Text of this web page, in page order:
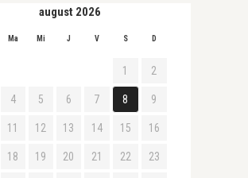
august 2026
Ma Mi J V S D
1 2
4 5 6 7 8 9
11 12 13 14 15 16
18 19 20 21 22 23